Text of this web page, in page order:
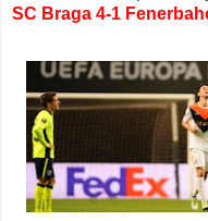
SC Braga 4-1